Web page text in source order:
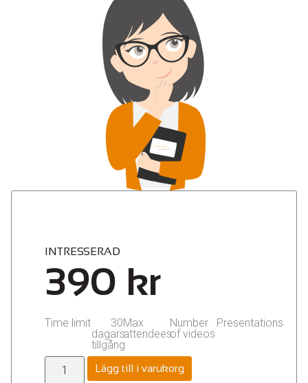
INTRESSERAD
390 kr
Time limit
30
dagars
tillgång
Max
attendees
Number
of videos
Presentations
Lägg till i varukorg